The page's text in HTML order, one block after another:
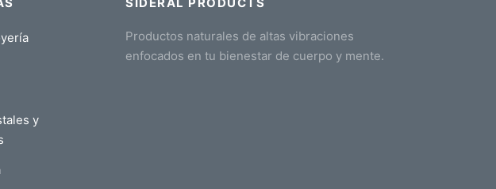
Productos naturales de altas vibraciones
enfocados en tu bienestar de cuerpo y mente.
y